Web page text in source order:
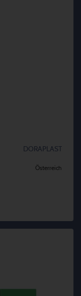
DORAPLAST
Österreich